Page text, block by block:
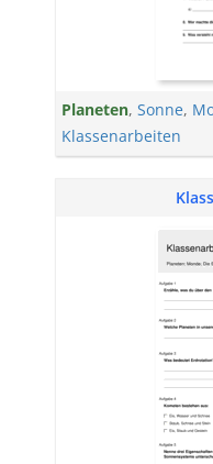
Planeten, Sonne,
Klassenarbeiten